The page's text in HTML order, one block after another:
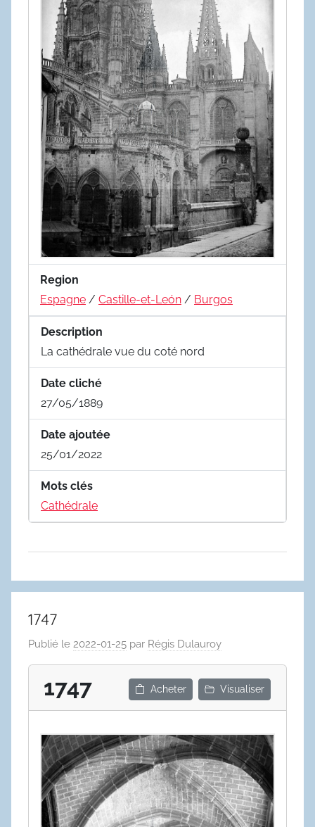
Region
Espagne / Castille-et-León / Burgos
Description
La cathédrale vue du coté nord
Date cliché
27/05/1889
Date ajoutée
25/01/2022
Mots clés
Cathédrale
1747
Publié le 2022-01-25 par Régis Dulauroy
1747 Acheter Visualiser